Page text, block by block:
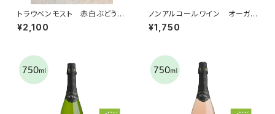
トラウベンモスト 赤白ぶどうジ
ュース
¥2,100
ノンアルコールワイン オーガニ
ックカベルネ・ソーヴィニョン
（赤）
¥1,750